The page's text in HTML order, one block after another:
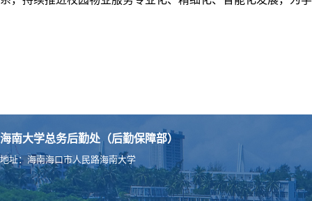
海南大学总务后勤处（后勤保障部）
地址：海南海口市人民路海南大学